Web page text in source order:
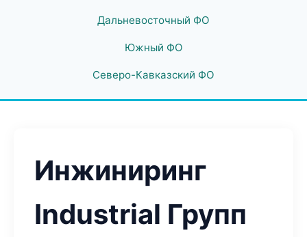
Дальневосточный ФО
Южный ФО
Северо-Кавказский ФО
Инжиниринг
Industrial Групп